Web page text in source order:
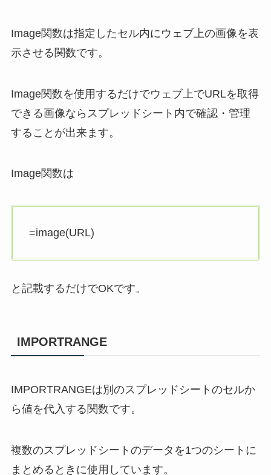
Image関数は指定したセル内にウェブ上の画像を表
示させる関数です。
Image関数を使用するだけでウェブ上でURLを取得
できる画像ならスプレッドシート内で確認・管理
することが出来ます。
Image関数は
=image(URL)
と記載するだけでOKです。
IMPORTRANGE
IMPORTRANGEは別のスプレッドシートのセルか
ら値を代入する関数です。
複数のスプレッドシートのデータを1つのシートに
まとめるときに使用しています。